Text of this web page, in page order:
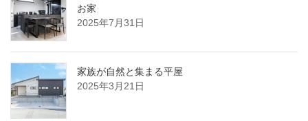
お家
2025年7月31日
家族が自然と集まる平屋
2025年3月21日